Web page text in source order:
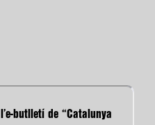
butlletí de “Catalunya